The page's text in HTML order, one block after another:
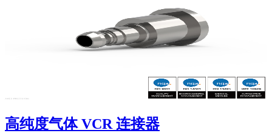
高纯度气体 VCR 连接器